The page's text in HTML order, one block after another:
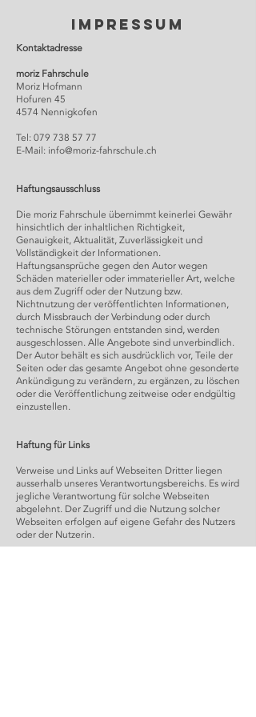
Impressum
Kontaktadresse
moriz Fahrschule
Moriz Hofmann
Hofuren 45
4574 Nennigkofen
Tel:079 738 57 77
E-Mail: info@moriz-fahrschule.ch
Haftungsausschluss
Die moriz Fahrschule übernimmt keinerlei Gewähr
hinsichtlich der inhaltlichen Richtigkeit,
Genauigkeit, Aktualität, Zuverlässigkeit und
Vollständigkeit der Informationen.
Haftungsansprüche gegen den Autor wegen
Schäden materieller oder immaterieller Art, welche
aus dem Zugriff oder der Nutzung bzw.
Nichtnutzung der veröffentlichten Informationen,
durch Missbrauch der Verbindung oder durch
technische Störungen entstanden sind, werden
ausgeschlossen. Alle Angebote sind unverbindlich.
Der Autor behält es sich ausdrücklich vor, Teile der
Seiten oder das gesamte Angebot ohne gesonderte
Ankündigung zu verändern, zu ergänzen, zu löschen
oder die Veröffentlichung zeitweise oder endgültig
einzustellen.
Haftung für Links
Verweise und Links auf Webseiten Dritter liegen
ausserhalb unseres Verantwortungsbereichs. Es wird
jegliche Verantwortung für solche Webseiten
abgelehnt. Der Zugriff und die Nutzung solcher
Webseiten erfolgen auf eigene Gefahr des Nutzers
oder der Nutzerin.